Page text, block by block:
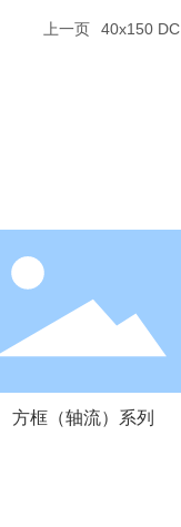
上一页 40x150 DC
方框（轴流）系列